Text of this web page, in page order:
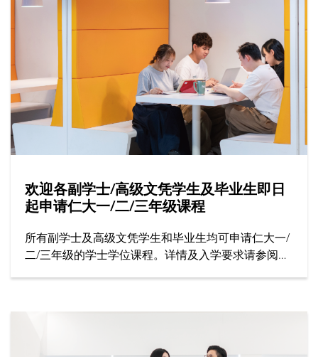
欢迎各副学士/高级文凭学生及毕业生即日
起申请仁大一/二/三年级课程
所有副学士及高级文凭学生和毕业生均可申请仁大一/
二/三年级的学士学位课程。详情及入学要求请参阅招